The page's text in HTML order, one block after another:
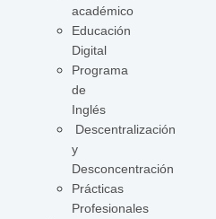
académico
Educación
Digital
Programa
de
Inglés
Descentralización
y
Desconcentración
Prácticas
Profesionales